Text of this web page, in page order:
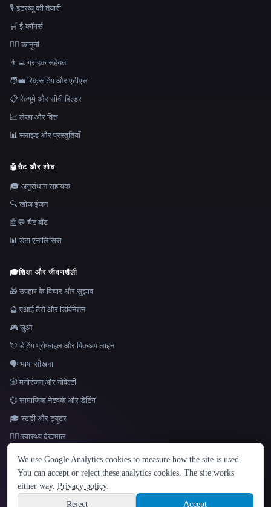
भाषा
English español Français Русский 简体中文
Hindi
🎙️ इंटरव्यू की तैयारी
🛒 ई-कॉमर्स
👩‍⚖️ कानूनी
👨‍💻 ग्राहक सहेयता
🧑‍💼 रिक्रूटिंग और एटीएस
📋 रेज़्यूमे और सीवी बिल्डर
📈 लेखा और वित्त
📊 स्लाइड और प्रस्तुतियाँ
🤖चैट और शोध
🎓 अनुसंधान सहायक
🔍 खोज इंजन
🤖💬 चैट बॉट
📊 डेटा एनालिसिस
🎓शिक्षा और जीवनशैली
🎁 उपहार के विचार और सुझाव
🔮 एआई टैरो और डिविनेशन
🎮 जुआ
💘 डेटिंग प्रोफ़ाइल और पिकअप लाइन
🗣️ भाषा सीखना
🎲 मनोरंजन और नोवेल्टी
💞 सामाजिक नेटवर्क और डेटिंग
🎓 स्टडी और ट्यूटर
👩‍⚕️ स्वास्थ्य देखभाल
Site information
© 2026 That AI Collection. सर्वाधिकार सुरक्षित।
Built with Metatron ★
We use Google Analytics cookies to measure how the site is used.
You can accept or reject these analytics cookies. The site works
either way. Privacy policy.
Reject
Accept